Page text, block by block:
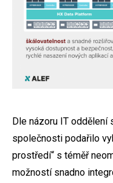
Dle názoru IT
společnosti podařilo
prostředí“ s téměř
možností snadno